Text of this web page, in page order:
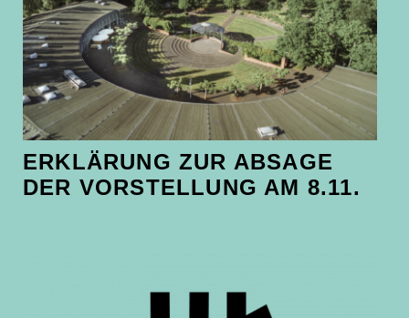
ERKLÄRUNG ZUR ABSAGE
DER VORSTELLUNG AM 8.11.